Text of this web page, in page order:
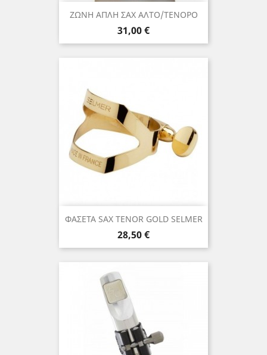
ΖΩΝΗ ΑΠΛΗ ΣΑΧ ΑΛΤΟ/ΤΕΝΟΡΟ
Τιμή
31,00 €
ΦΑΣΕΤΑ SAX TENOR GOLD SELMER
Τιμή
28,50 €